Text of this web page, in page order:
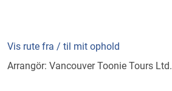
Vis rute fra / til mit ophold
Arrangör: Vancouver Toonie Tours Ltd.